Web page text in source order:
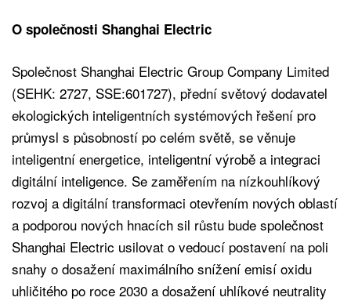
O společnosti Shanghai Electric
Společnost Shanghai Electric Group Company Limited
(SEHK: 2727, SSE:601727), přední světový dodavatel
ekologických inteligentních systémových řešení pro
průmysl s působností po celém světě, se věnuje
inteligentní energetice, inteligentní výrobě a integraci
digitální inteligence. Se zaměřením na nízkouhlíkový
rozvoj a digitální transformaci otevřením nových oblastí
a podporou nových hnacích sil růstu bude společnost
Shanghai Electric usilovat o vedoucí postavení na poli
snahy o dosažení maximálního snížení emisí oxidu
uhličitého po roce 2030 a dosažení uhlíkové neutrality